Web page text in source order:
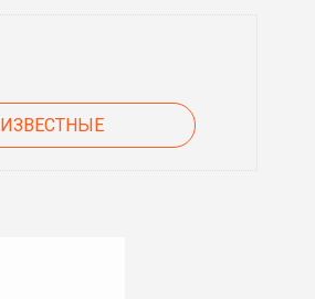
ИЗВЕСТНЫЕ